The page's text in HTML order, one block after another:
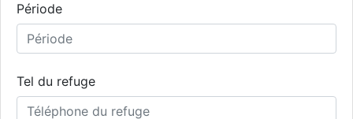
Période
Tel du refuge